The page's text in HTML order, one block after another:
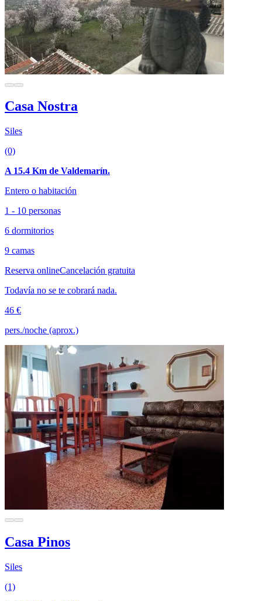
Casa Nostra
Siles
(0)
A 15.4 Km de Valdemarín.
Entero o habitación
1 - 10 personas
6 dormitorios
9 camas
Reserva onlineCancelación gratuita
Todavía no se te cobrará nada.
46 €
pers./noche (aprox.)
Casa Pinos
Siles
(1)